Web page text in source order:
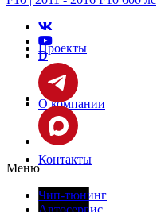
Проекты
О компании
Контакты
D
Меню
Чип-тюнинг
Автосервис